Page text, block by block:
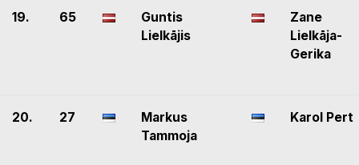
19. 65
Guntis
Lielkājis
Zane
Lielkāja-
Gerika
20. 27
Markus
Tammoja
Karol Pert